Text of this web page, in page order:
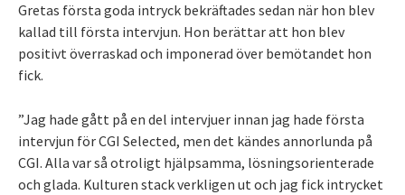
Gretas första goda intryck bekräftades sedan när hon blev
kallad till första intervjun. Hon berättar att hon blev
positivt överraskad och imponerad över bemötandet hon
fick.
”Jag hade gått på en del intervjuer innan jag hade första
intervjun för CGI Selected, men det kändes annorlunda på
CGI. Alla var så otroligt hjälpsamma, lösningsorienterade
och glada. Kulturen stack verkligen ut och jag fick intrycket